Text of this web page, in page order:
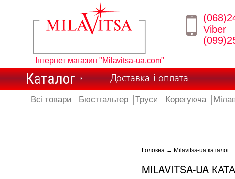
Інтернет магазин "Milavitsa-ua.com"
Viber
Каталог Доставка і оплата
Всі товари Бюстгальтер Труси Корегуюча
Головна → Milavitsa-ua каталог.
MILAVITSA-UA